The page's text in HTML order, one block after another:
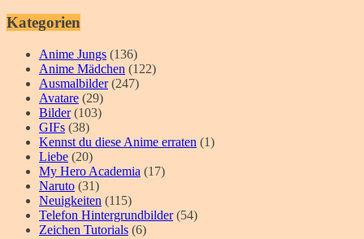
Kategorien
Anime Jungs (136)
Anime Mädchen (122)
Ausmalbilder(247)
Avatare (29)
Bilder(103)
GIFs (38)
Kennst du diese Anime erraten (1)
Liebe (20)
My Hero Academia (17)
Naruto (31)
Neuigkeiten (115)
Telefon Hintergrundbilder(54)
Zeichen Tutorials (6)